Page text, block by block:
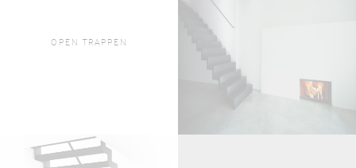
OFFERTE AANVRAGEN
OPEN TRAPPEN